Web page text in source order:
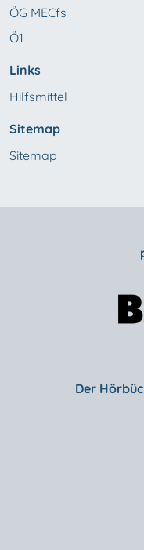
ÖG MECfs
Ö1
Links
Hilfsmittel
Sitemap
Sitemap
Der